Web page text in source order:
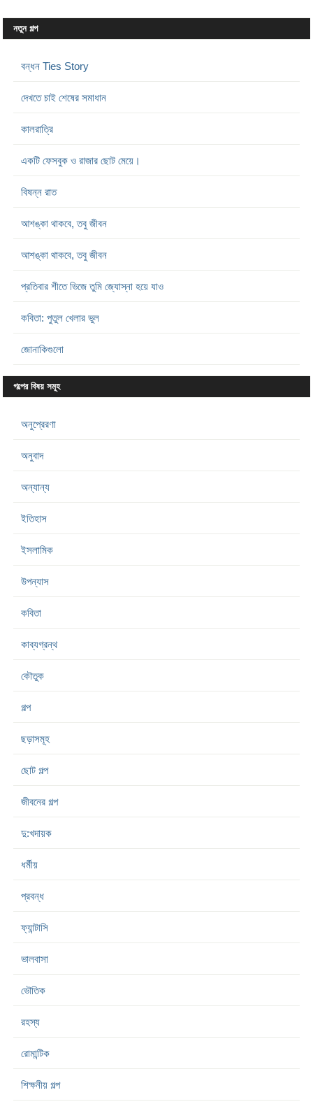
নতুন গল্প
বন্ধন Ties Story
দেখতে চাই শেষের সমাধান
কালরাত্রি
একটি ফেসবুক ও রাজার ছোট মেয়ে।
বিষন্ন রাত
আশঙ্কা থাকবে, তবু জীবন
আশঙ্কা থাকবে, তবু জীবন
প্রতিবার শীতে ভিজে তুমি জ্যোস্না হয়ে যাও
কবিতা: পুতুল খেলার ভুল
জোনাকিগুলো
গল্পের বিষয় সমূহ
অনুপ্রেরণা
অনুবাদ
অন্যান্য
ইতিহাস
ইসলামিক
উপন্যাস
কবিতা
কাব্যগ্রন্থ
কৌতুক
গল্প
ছড়াসমূহ
ছোট গল্প
জীবনের গল্প
দু:খদায়ক
ধর্মীয়
প্রবন্ধ
ফ্যান্টাসি
ভালবাসা
ভৌতিক
রহস্য
রোমান্টিক
শিক্ষনীয় গল্প